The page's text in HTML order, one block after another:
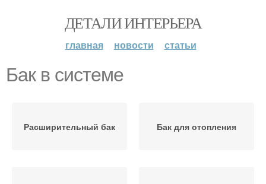
ДЕТАЛИ ИНТЕРЬЕРА
главная новости статьи
Бак в системе
Расширительный бак Бак для отопления